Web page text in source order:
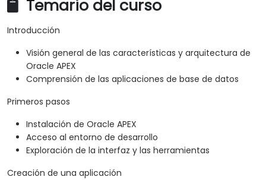
Temario del curso
Introducción
Visión general de las características y arquitectura de
Oracle APEX
Comprensión de las aplicaciones de base de datos
Primeros pasos
Instalación de Oracle APEX
Acceso al entorno de desarrollo
Exploración de la interfaz y las herramientas
Creación de una aplicación